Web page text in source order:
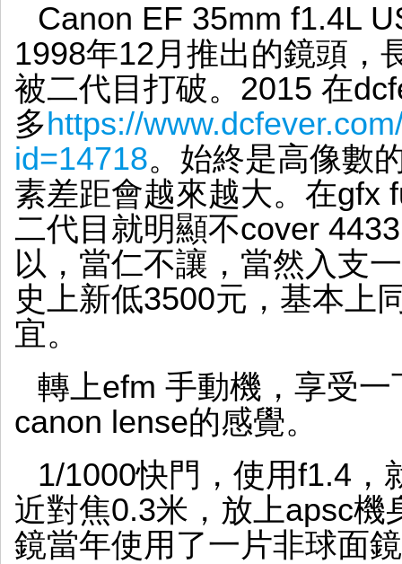
Canon EF 35mm f1.4L
1998年12月推出的鏡頭，
被二代目打破。2015 在
多 https://
id=14718。始終是高像數
素差距會越來越大。在gfx
二代目就明顯不cover
以，當仁不讓，當然入支
史上新低3500元，基本上
宜。
轉上efm 手動機，享受
canon lense的感覺。
1/1000快門，使用f1.4，
近對焦0.3米，放上apsc機
鏡當年使用了一片非球面